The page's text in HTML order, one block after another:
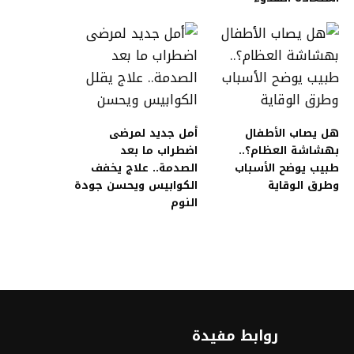
هل يصاب الأطفال
بهشاشة العظام؟..
طبيب يوضح الأسباب
وطرق الوقاية
أمل جديد لمرضى
اضطراب ما بعد
الصدمة.. علاج يخفف
الكوابيس ويحسن جودة
النوم
روابط مفيدة